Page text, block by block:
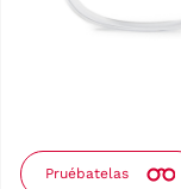
Pruébatelas